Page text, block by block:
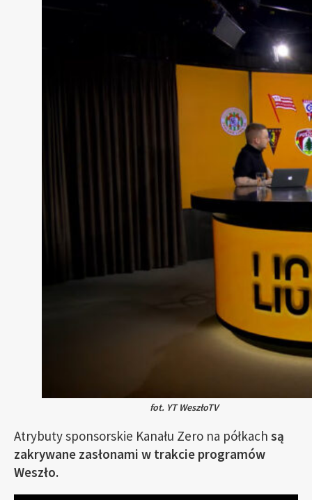
fot. YT WeszłoTV
Atrybuty sponsorskie Kanału Zero na półkach są
zakrywane zasłonami w trakcie programów
Weszło.